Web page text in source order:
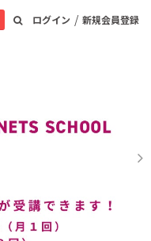
ログイン / 新規会員登録